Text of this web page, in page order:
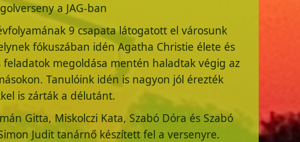
a JAG-ban
9 csapata látogatott el városunk
fókuszában idén Agatha Christie élete és
feladatok megoldása mentén haladtak végig az
Tanulóink idén is nagyon jól érezték
is zárták a délutánt.
Gitta, Miskolczi Kata, Szabó Dóra és Szabó
Judit tanárnő készített fel a versenyre.